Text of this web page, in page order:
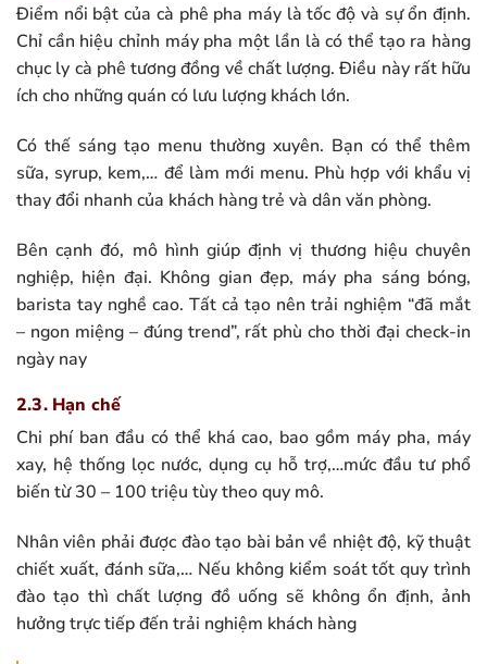
Điểm nổi bật của cà phê pha máy là tốc độ và sự ổn định.
Chỉ cần hiệu chỉnh máy pha một lần là có thể tạo ra hàng
chục ly cà phê tương đồng về chất lượng. Điều này rất hữu
ích cho những quán có lưu lượng khách lớn.
Có thế sáng tạo menu thường xuyên. Bạn có thể thêm
sữa, syrup, kem,… để làm mới menu. Phù hợp với khẩu vị
thay đổi nhanh của khách hàng trẻ và dân văn phòng.
Bên cạnh đó, mô hình giúp định vị thương hiệu chuyên
nghiệp, hiện đại. Không gian đẹp, máy pha sáng bóng,
barista tay nghề cao. Tất cả tạo nên trải nghiệm “đã mắt
– ngon miệng – đúng trend”, rất phù cho thời đại check-in
ngày nay
2.3. Hạn chế
Chi phí ban đầu có thể khá cao, bao gồm máy pha, máy
xay, hệ thống lọc nước, dụng cụ hỗ trợ,…mức đầu tư phổ
biến từ 30 – 100 triệu tùy theo quy mô.
Nhân viên phải được đào tạo bài bản về nhiệt độ, kỹ thuật
chiết xuất, đánh sữa,… Nếu không kiểm soát tốt quy trình
đào tạo thì chất lượng đồ uống sẽ không ổn định, ảnh
hưởng trực tiếp đến trải nghiệm khách hàng